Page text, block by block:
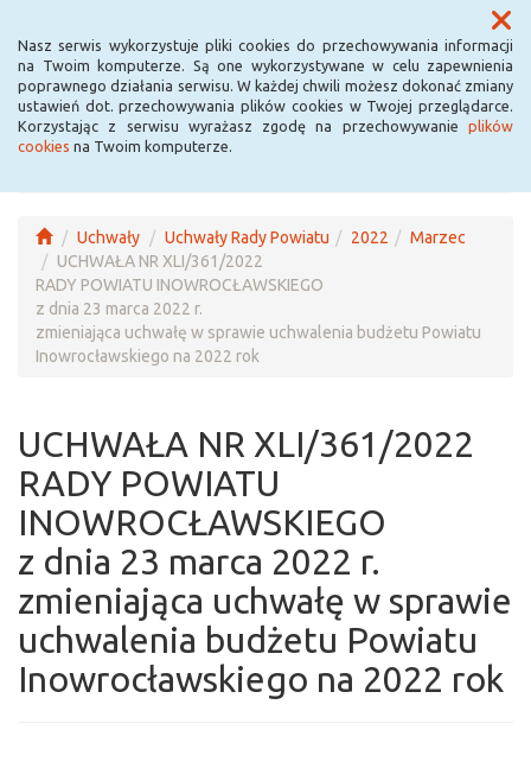
Nasz serwis wykorzystuje pliki cookies do przechowywania informacji
na Twoim komputerze. Są one wykorzystywane w celu zapewnienia
poprawnego działania serwisu. W każdej chwili możesz dokonać zmiany
ustawień dot. przechowywania plików cookies w Twojej przeglądarce.
Korzystając z serwisu wyrażasz zgodę na przechowywanie plików
cookies na Twoim komputerze.
Menu
Uchwały Uchwały Rady Powiatu 2022
Marzec
UCHWAŁA NR XLI/361/2022
RADY POWIATU INOWROCŁAWSKIEGO
z dnia 23 marca 2022 r.
zmieniająca uchwałę w sprawie uchwalenia budżetu Powiatu
Inowrocławskiego na 2022 rok
UCHWAŁA NR XLI/361/2022
RADY POWIATU
INOWROCŁAWSKIEGO
z dnia 23 marca 2022 r.
zmieniająca uchwałę w sprawie
uchwalenia budżetu Powiatu
Inowrocławskiego na 2022 rok